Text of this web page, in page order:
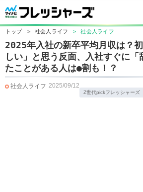
トップ > 社会人ライフ > 社会人ライフ
2025年入社の新卒平均月収は？
しい」と思う反面、入社すぐに「
たことがある人は●割も！？
社会人ライフ 2025/09/12
Z世代pickフレッシャーズ